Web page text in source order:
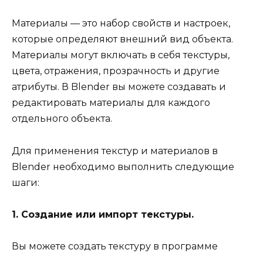
Материалы — это набор свойств и настроек,
которые определяют внешний вид объекта.
Материалы могут включать в себя текстуры,
цвета, отражения, прозрачность и другие
атрибуты. В Blender вы можете создавать и
редактировать материалы для каждого
отдельного объекта.
Для применения текстур и материалов в
Blender необходимо выполнить следующие
шаги:
1. Создание или импорт текстуры.
Вы можете создать текстуру в программе